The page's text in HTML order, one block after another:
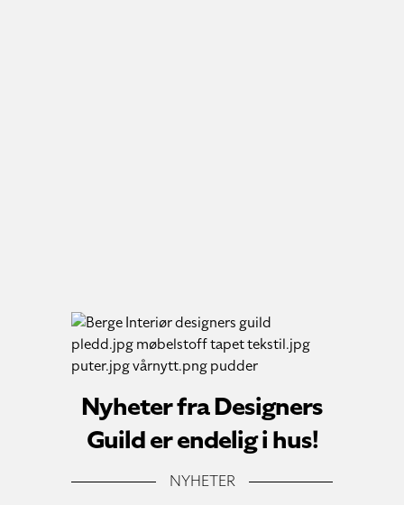
Nyheter fra Designers
Guild er endelig i hus!
NYHETER